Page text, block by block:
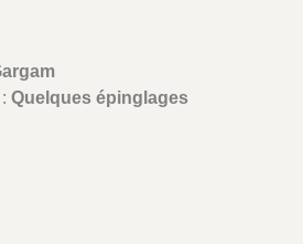
:Quelques épinglages